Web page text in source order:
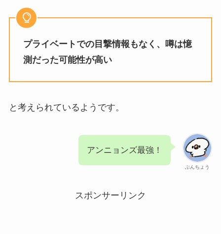
プライベートでの目撃情報もなく、噂は憶
測だった可能性が高い
と考えられているようです。
ぶんちょう
アンニョンズ最強！
スポンサーリンク